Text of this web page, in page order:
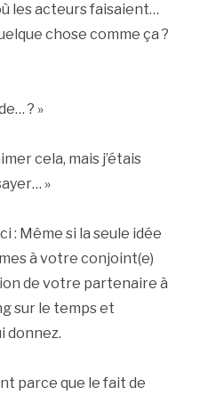
les acteurs faisaient…
chose comme ça ?
? »
cela, mais j’étais
»
: Même si la seule idée
à votre conjoint(e)
de votre partenaire à
sur le temps et
donnez.
parce que le fait de